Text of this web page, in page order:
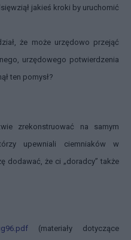
jakieś kroki by uruchomić
że może urzędowo przejąć
urzędowego potwierdzenia
ten pomysł?
zrekonstruować na samym
upewniali ciemniaków w
dodawać, że ci „doradcy” także
(materiały dotyczące